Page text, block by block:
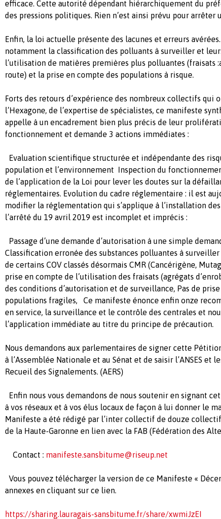
efficace. Cette autorité dépendant hiérarchiquement du
des pressions politiques. Rien n’est ainsi prévu pour
Enfin, la loi actuelle présente des lacunes et erreurs
notamment la classification des polluants à surveiller et
l’utilisation de matières premières plus polluantes (fraisats
route) et la prise en compte des populations à risque.
Forts des retours d’expérience des nombreux collectifs qui
l’Hexagone, de l’expertise de spécialistes, ce manifeste
appelle à un encadrement bien plus précis de leur
fonctionnement et demande 3 actions immédiates :
Evaluation scientifique structurée et indépendante des
population et l’environnement Inspection du
de l’application de la Loi pour lever les doutes sur la
réglementaires. Evolution du cadre réglementaire : il est
modifier la réglementation qui s’applique à l’installation
l’arrêté du 19 avril 2019 est incomplet et imprécis :
Passage d’une demande d’autorisation à une simple
Classification erronée des substances polluantes à
de certains COV classés désormais CMR (Cancérigène,
prise en compte de l’utilisation des fraisats (agrégats
des conditions d’autorisation et de surveillance, Pas de
populations fragiles, Ce manifeste énonce enfin onze
en service, la surveillance et le contrôle des centrales et
l’application immédiate au titre du principe de précaution.
Nous demandons aux parlementaires de signer cette
à l’Assemblée Nationale et au Sénat et de saisir l’ANSES et
Recueil des Signalements. (AERS)
Enfin nous vous demandons de nous soutenir en signant
à vos réseaux et à vos élus locaux de façon à lui donner le
Manifeste a été rédigé par l’inter collectif de douze
de la Haute-Garonne en lien avec la FAB (Fédération des
Contact : manifeste.sansbitume@riseup.net
Vous pouvez télécharger la version de ce Manifeste «
annexes en cliquant sur ce lien.
https://sharing.lauragais-sansbitume.fr/share/xwmiJzEI